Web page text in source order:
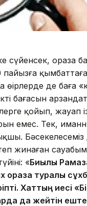
сүйенсек, ораза
өңірлерде де баға
бағасын
қойып, жауап
емес. Тек,
жинаған
«Биылғы
туралы
Хаттың иесi
да жейтiн